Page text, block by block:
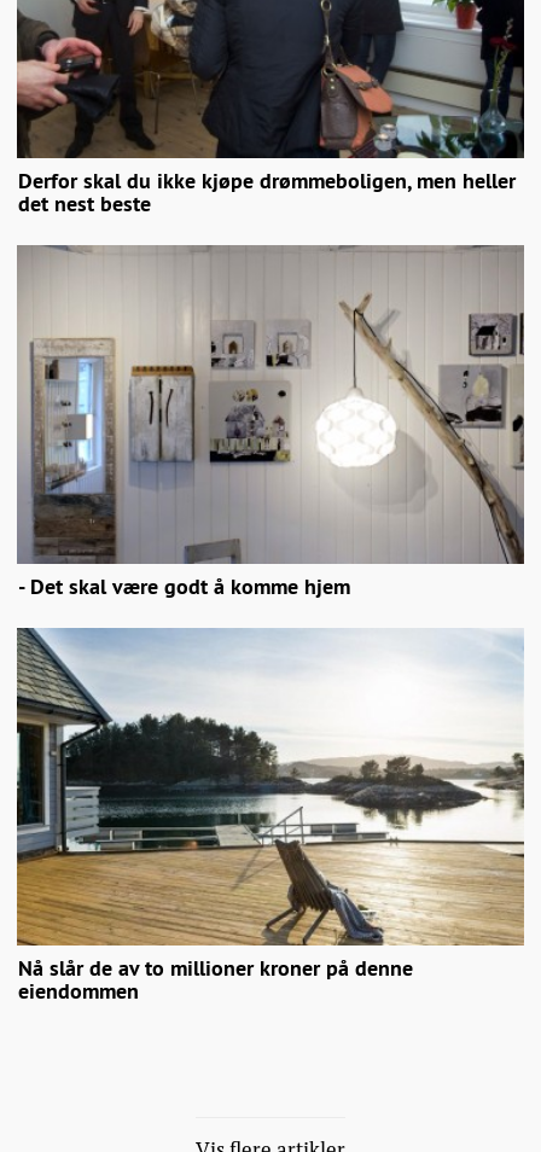
Derfor skal du ikke kjøpe drømmeboligen, men heller
det nest beste
- Det skal være godt å komme hjem
Nå slår de av to millioner kroner på denne
eiendommen